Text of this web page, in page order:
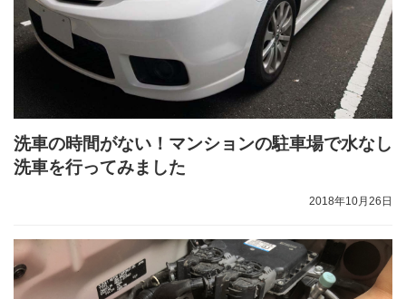
洗車の時間がない！マンションの駐車場で水なし
洗車を行ってみました
2018年10月26日